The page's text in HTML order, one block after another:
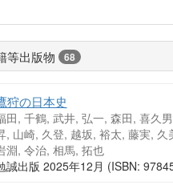
等出版物 68
狩の日本史
田, 千鶴, 武井, 弘一, 森田, 喜久
, 山崎, 久登, 越坂, 裕太, 藤実,
淵, 令治, 相馬, 拓也
誠出版 2025年12月 (ISBN: